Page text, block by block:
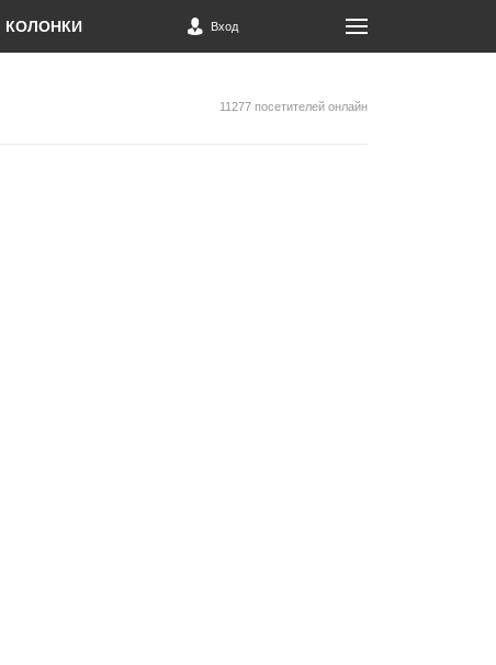
КОЛОНКИ Вход
11277 посетителей онлайн